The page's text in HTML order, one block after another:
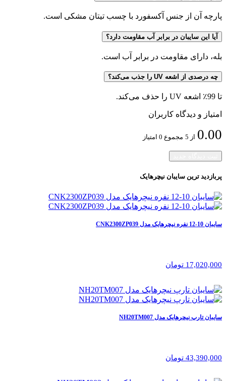
پارچه آن از جنس آکسفورد با چسب تیتان مشکی است.
آیا این سایبان در برابر آب مقاومت دارد؟
بله، دارای مقاومت در برابر آب است.
چه درصدی از اشعه UV را جذب می‌کند؟
تا 99٪ اشعه UV را حذف می‌کند.
امتیاز و دیدگاه کاربران
0.00 از 5 مجموع 0 امتیاز
پربازدید ترین سایبان نیچرهایک
سایبان 10-12 نفره نیچرهایک مدل CNK2300ZP039
17,020,000 تومان
سایبان تارپ نیچرهایک مدل NH20TM007
43,390,000 تومان